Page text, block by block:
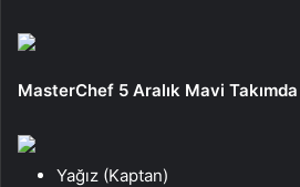
MasterChef 5 Aralık Mavi
Yağız (Kaptan)